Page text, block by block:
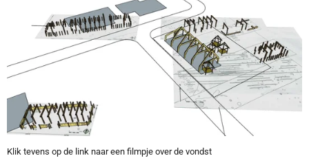
Klik tevens op de link naar een filmpje over de vondst